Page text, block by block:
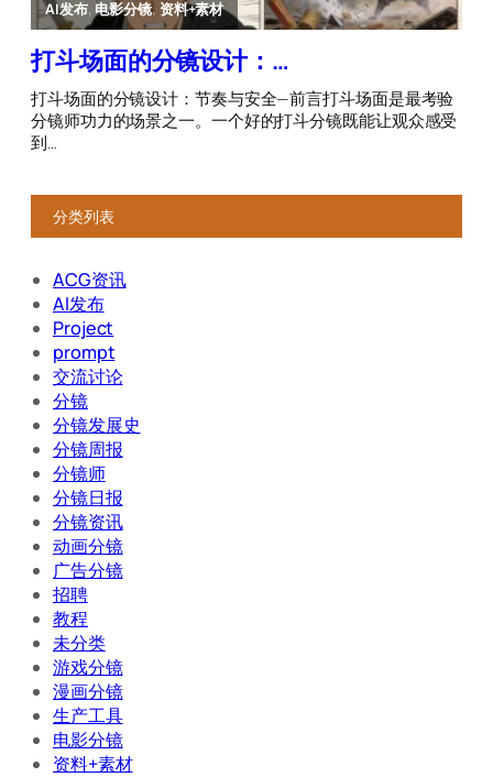
分类列表
ACG资讯
AI发布
Project
prompt
交流讨论
分镜
分镜发展史
分镜周报
分镜师
分镜日报
分镜资讯
动画分镜
广告分镜
招聘
教程
未分类
游戏分镜
漫画分镜
生产工具
电影分镜
资料+素材